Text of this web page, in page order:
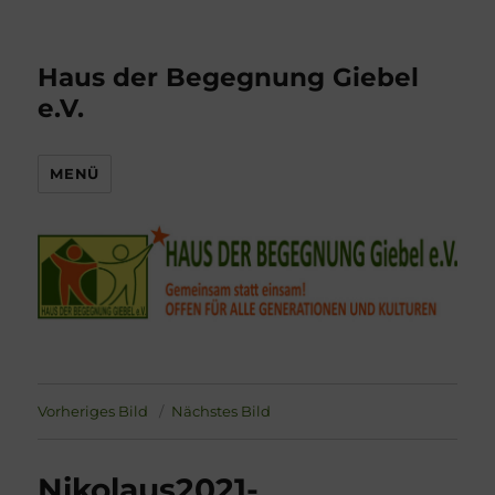
Haus der Begegnung Giebel
e.V.
MENÜ
Vorheriges Bild Nächstes Bild